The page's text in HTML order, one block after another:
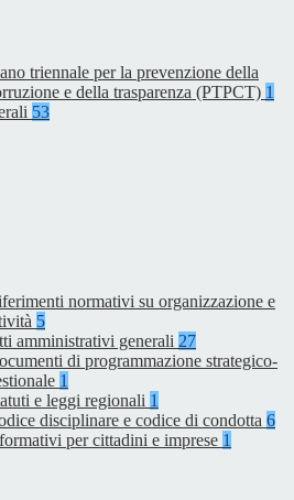
triennale per la prevenzione della
e della trasparenza (PTPCT) 1
53
normativi su organizzazione e
5
amministrativi generali 27
di programmazione strategico-
1
e leggi regionali 1
disciplinare e codice di condotta 6
per cittadini e imprese 1